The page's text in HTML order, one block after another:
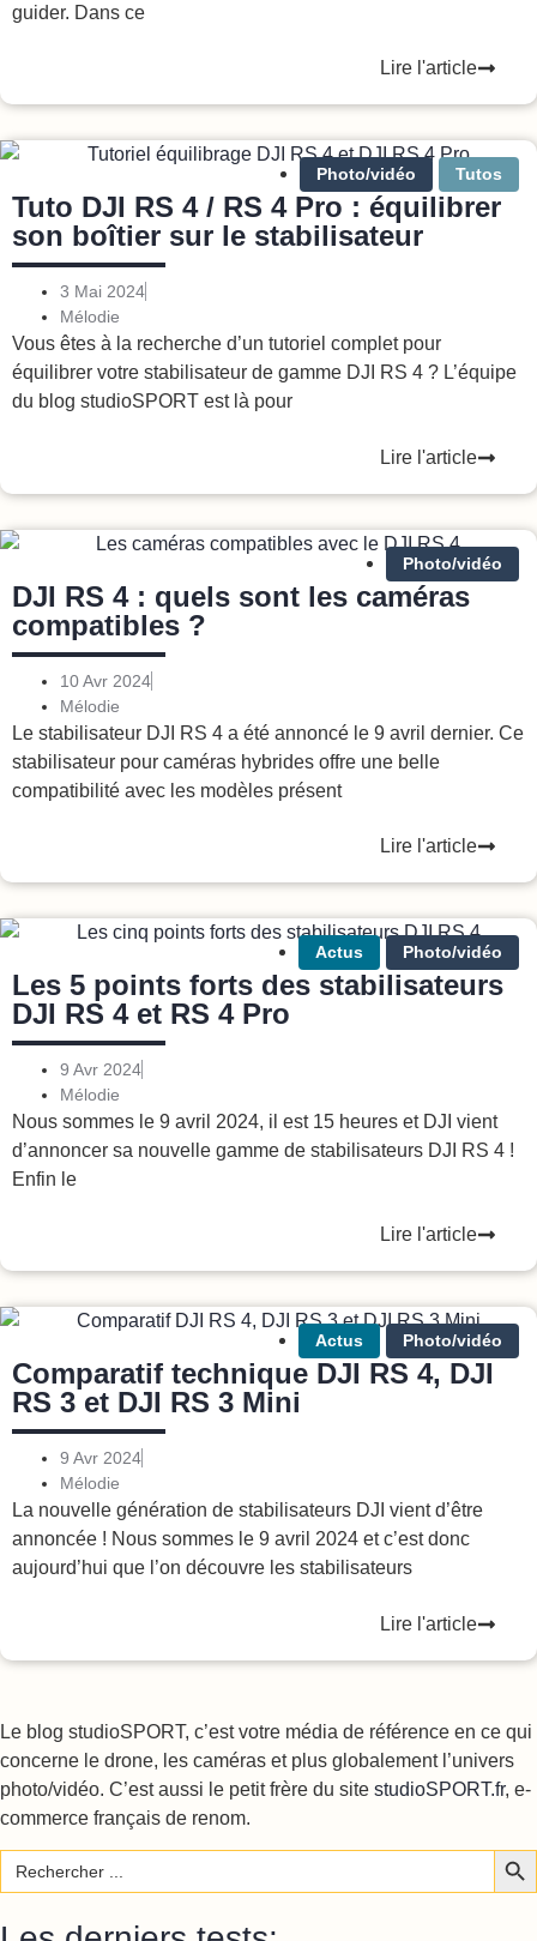
guider. Dans ce
Lire l'article
Photo/vidéo Tutos
Tuto DJI RS 4 / RS 4 Pro : équilibrer
son boîtier sur le stabilisateur
3 Mai 2024
Mélodie
Vous êtes à la recherche d’un tutoriel complet pour
équilibrer votre stabilisateur de gamme DJI RS 4 ? L’équipe
du blog studioSPORT est là pour
Lire l'article
Photo/vidéo
DJI RS 4 : quels sont les caméras
compatibles ?
10 Avr 2024
Mélodie
Le stabilisateur DJI RS 4 a été annoncé le 9 avril dernier. Ce
stabilisateur pour caméras hybrides offre une belle
compatibilité avec les modèles présent
Lire l'article
Actus Photo/vidéo
Les 5 points forts des stabilisateurs
DJI RS 4 et RS 4 Pro
9 Avr 2024
Mélodie
Nous sommes le 9 avril 2024, il est 15 heures et DJI vient
d’annoncer sa nouvelle gamme de stabilisateurs DJI RS 4 !
Enfin le
Lire l'article
Actus Photo/vidéo
Comparatif technique DJI RS 4, DJI
RS 3 et DJI RS 3 Mini
9 Avr 2024
Mélodie
La nouvelle génération de stabilisateurs DJI vient d’être
annoncée ! Nous sommes le 9 avril 2024 et c’est donc
aujourd’hui que l’on découvre les stabilisateurs
Lire l'article
Le blog studioSPORT, c’est votre média de référence en ce qui
concerne le drone, les caméras et plus globalement l’univers
photo/vidéo. C’est aussi le petit frère du site studioSPORT.fr, e-
commerce français de renom.
Search
for: